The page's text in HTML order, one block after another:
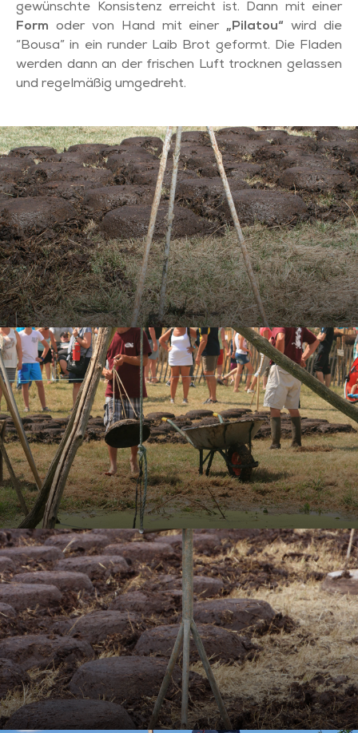
gewünschte Konsistenz erreicht ist. Dann mit einer
Form oder von Hand mit einer„Pilatou“ wird die
“Bousa” in ein runder Laib Brot geformt. Die Fladen
werden dann an der frischen Luft trocknen gelassen
und regelmäßig umgedreht.